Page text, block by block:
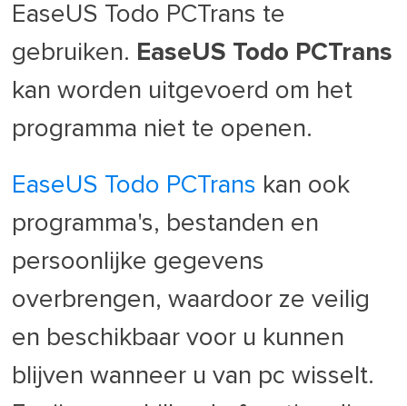
EaseUS Todo PCTrans te
gebruiken. EaseUS Todo PCTrans
kan worden uitgevoerd om het
programma niet te openen.
EaseUS Todo PCTrans kan ook
programma's, bestanden en
persoonlijke gegevens
overbrengen, waardoor ze veilig
en beschikbaar voor u kunnen
blijven wanneer u van pc wisselt.